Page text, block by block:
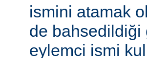
ismini atamak
de bahsedildiği
eylemci ismi